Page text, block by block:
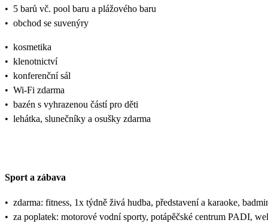
• 5 barů vč. pool baru a plážového baru
• obchod se suvenýry
• kosmetika
• klenotnictví
• konferenční sál
• Wi-Fi zdarma
• bazén s vyhrazenou částí pro děti
• lehátka, slunečníky a osušky zdarma
Sport a zábava
• zdarma: fitness, 1x týdně živá hudba, představení a karaoke,
• za poplatek: motorové vodní sporty, potápěčské centrum PADI,